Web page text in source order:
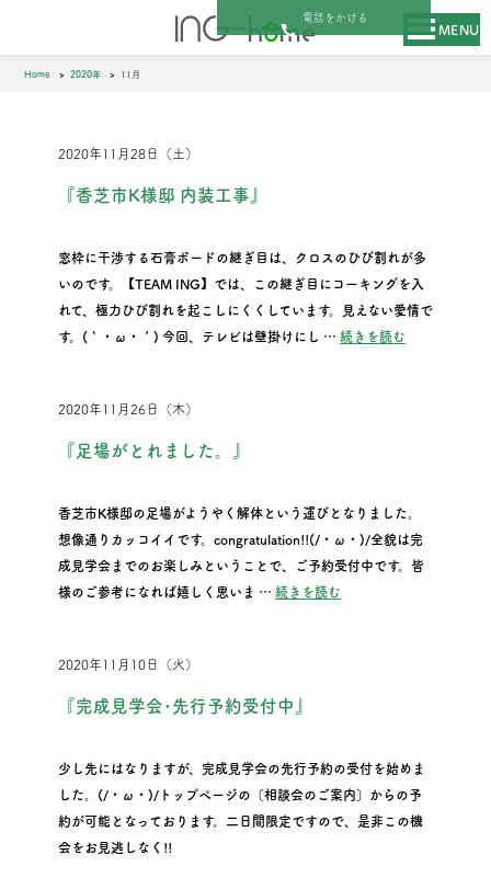
MENU
Home 2020年 11月
2020年11月28日（土）
『香芝市K様邸 内装工事』
窓枠に干渉する石膏ボードの継ぎ目は、クロスのひび割れが多
いのです。【TEAM ING】では、この継ぎ目にコーキングを入
れて、極力ひび割れを起こしにくくしています。見えない愛情で
す。(｀・ω・´) 今回、テレビは壁掛けにし … 続きを読む“『香芝市K様
2020年11月26日（木）
『足場がとれました。』
香芝市K様邸の足場がようやく解体という運びとなりました。
想像通りカッコイイです。congratulation!!(/・ω・)/全貌は完
成見学会までのお楽しみということで、ご予約受付中です。皆
様のご参考になれば嬉しく思いま … 続きを読む“『足場がとれました。』
2020年11月10日（火）
『完成見学会･先行予約受付中』
少し先にはなりますが、完成見学会の先行予約の受付を始めま
した。(/・ω・)/トップページの〔相談会のご案内〕からの予
約が可能となっております。二日間限定ですので、是非この機
会をお見逃しなく!!
電話をかける